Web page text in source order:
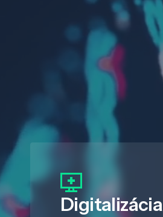
Digitalizácia